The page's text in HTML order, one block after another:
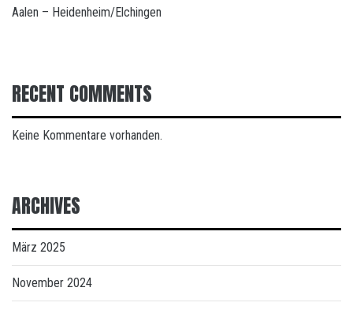
Aalen – Heidenheim/Elchingen
RECENT COMMENTS
Keine Kommentare vorhanden.
ARCHIVES
März 2025
November 2024